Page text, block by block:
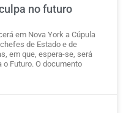
no futuro
em Nova York a Cúpula
de Estado e de
em que, espera-se, será
Futuro. O documento